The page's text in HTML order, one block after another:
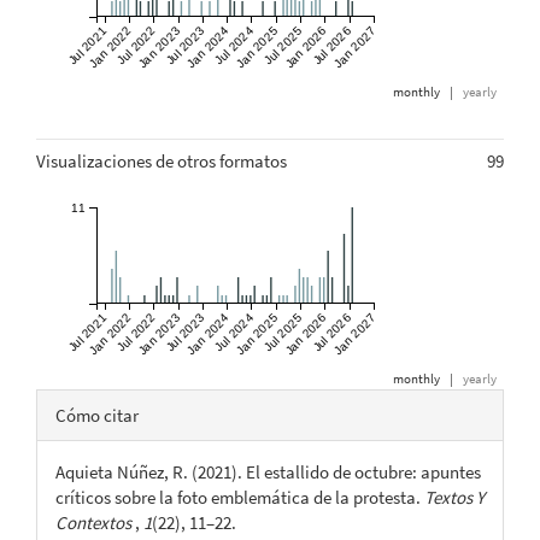
Jul 2021Jan 2022Jul 2022Jan 2023Jul 2023Jan 2024Jul 2024Jan 2025Jul 2025Jan 2026Jul 2026Jan 2027
monthly | yearly
Visualizaciones de otros formatos 99
Jul 2021Jan 2022Jul 2022Jan 2023Jul 2023Jan 2024Jul 2024Jan 2025Jul 2025Jan 2026Jul 2026Jan 2027
11
monthly | yearly
Detalles
del
artículo
Cómo citar
Aquieta Núñez, R. (2021). El estallido de octubre: apuntes
críticos sobre la foto emblemática de la protesta. Textos Y
Contextos, 1(22), 11–22.